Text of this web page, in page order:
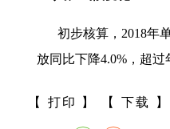
初步核算，2018年
放同比下降4.0%，超过
【 打印 】 【 下载 】